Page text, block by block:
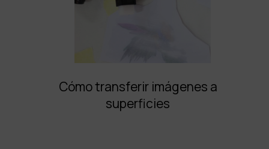
Cómo transferir imágenes a
superficies